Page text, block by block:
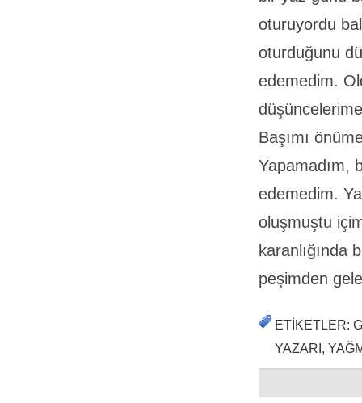
oturuyordu
oturduğunu
edemedim.
Başımı
Yapamadım,
edemedim.
oluşmuştu
karanlığında
peşimden
ETIKETLER:
YAZARI,